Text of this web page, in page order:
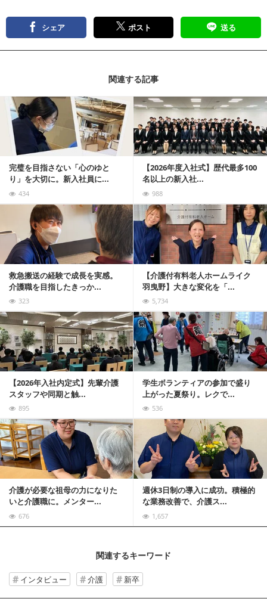
シェア ポスト 送る
関連する記事
完璧を目指さない「心のゆと
り」を大切に。新入社員に...
434
【2026年度入社式】歴代最多100
名以上の新入社...
988
記事を読む
救急搬送の経験で成長を実感。
介護職を目指したきっか...
323
【介護付有料老人ホームライク
羽曳野】大きな変化を「...
5,734
記事を読む
【2026年入社内定式】先輩介護
スタッフや同期と触...
895
学生ボランティアの参加で盛り
上がった夏祭り。レクで...
536
記事を読む
介護が必要な祖母の力になりた
いと介護職に。メンター...
676
週休3日制の導入に成功。積極的
な業務改善で、介護ス...
1,657
記事を読む
関連するキーワード
インタビュー 介護 新卒